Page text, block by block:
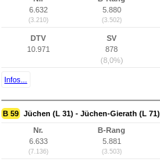
6.632
(3.210)
5.880
(3.502)
DTV
10.971
SV
878
(8,0%)
Infos...
B 59 Jüchen (L 31) - Jüchen-Gierath (L 71)
Nr.
6.633
(7.136)
B-Rang
5.881
(3.503)